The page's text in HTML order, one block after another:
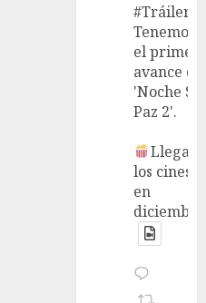
#Tráiler
Tenemos
el primer
avance de
'Noche
Paz 2'.
Llega a
los cines
en